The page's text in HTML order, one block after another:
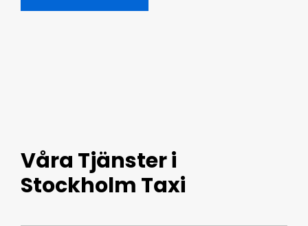
Våra Tjänster i
Stockholm Taxi